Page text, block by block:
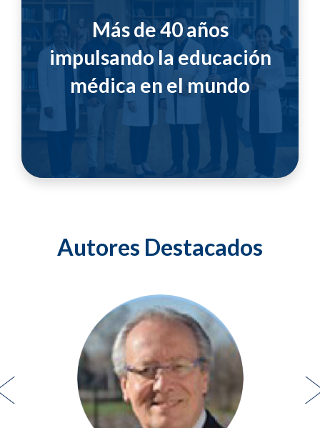
Más de 40 años
impulsando la educación
médica en el mundo
Autores Destacados